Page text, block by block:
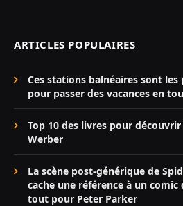
ARTICLES POPULAIRES
Ces stations balnéaires sont les
pour passer des vacances en
Top 10 des livres pour découvrir
Werber
La scène post-générique de
cache une référence à un comic
tout pour Peter Parker